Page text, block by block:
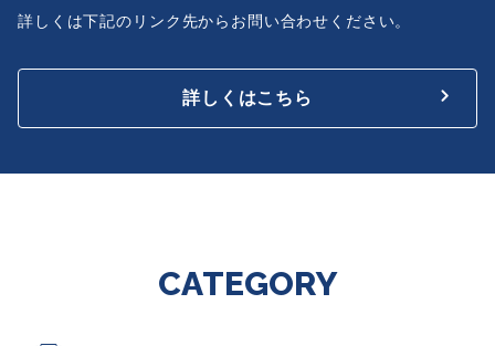
詳しくは下記のリンク先からお問い合わせください。
詳しくはこちら
CATEGORY